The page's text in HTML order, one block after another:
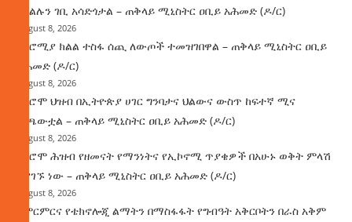
የክልሉን ገቢ አሳድጎታል – ጠቅላይ ሚኒስትር ዐቢይ አሕመድ (ዶ/ር)
August 8, 2026
በኦሮሚያ ክልል ተስፋ ሰጪ ለውጦች ተመዝገበዋል – ጠቅላይ ሚኒስትር ዐቢይ
አሕመድ (ዶ/ር)
August 8, 2026
የኦሮሞ ህዝብ በኢትዮጵያ ሀገር ግንባታና ህልውና ውስጥ ከፍተኛ ሚና
ተጫውቷል – ጠቅላይ ሚኒስትር ዐቢይ አሕመድ (ዶ/ር)
August 8, 2026
የኦሮሞ ሕዝብ የዘመናት የማንነትና የኢኮኖሚ ጥያቄዎች በአሁኑ ወቅት ምላሽ
እያገኙ ነው – ጠቅላይ ሚኒስትር ዐቢይ አሕመድ (ዶ/ር)
August 8, 2026
የምርምርና የቴክኖሎጂ ልማትን በማስፋፋት የግብዓት አቅርቦትን በራስ አቅም